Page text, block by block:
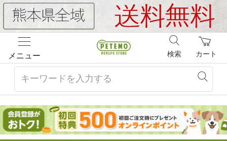
メニュー カート
検索